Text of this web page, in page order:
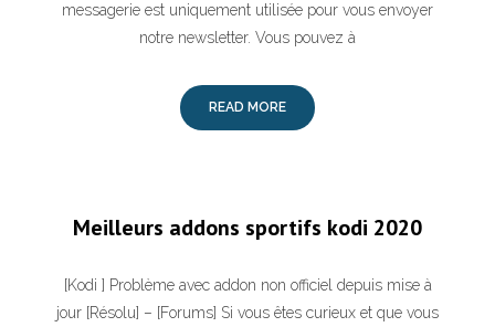
messagerie est uniquement utilisée pour vous envoyer
notre newsletter. Vous pouvez à
READ MORE
Meilleurs addons sportifs kodi 2020
[Kodi ] Problème avec addon non officiel depuis mise à
jour [Résolu] – [Forums] Si vous êtes curieux et que vous